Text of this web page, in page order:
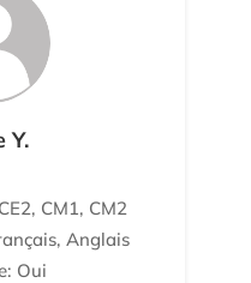
Y.
CM1, CM2
Anglais
Oui